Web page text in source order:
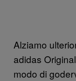
Alziamo
adidas
modo di